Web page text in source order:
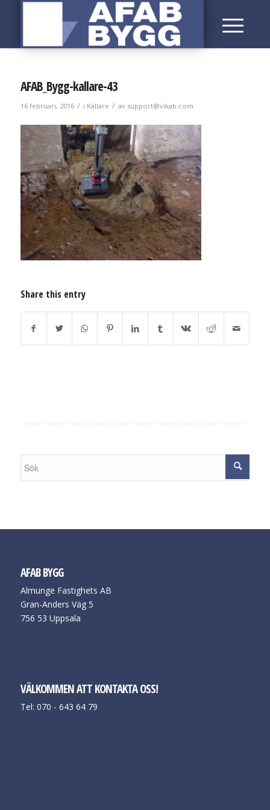
AFAB_Bygg-kallare-43
16 februari, 2016 / i Källare / av support@vikab.com
Share this entry
AFAB BYGG
Almunge Fastighets AB
Gran-Anders Väg 5
756 53 Uppsala
VÄLKOMMEN ATT KONTAKTA OSS!
Tel: 070 - 643 64 79